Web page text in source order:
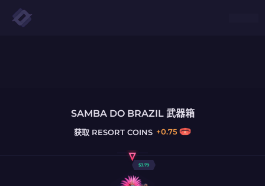
SAMBA DO BRAZIL 武器箱
获取 RESORT COINS +0.75
$3.79